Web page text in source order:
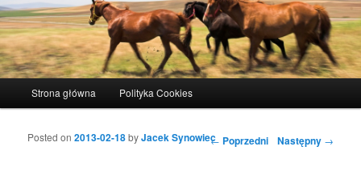
Przeskocz do tekstu
Przeskocz do widgetów
Strona główna Polityka Cookies
Nawigacja wpisu ← Poprzedni Następny →
Posted on2013-02-18byJacek Synowiec